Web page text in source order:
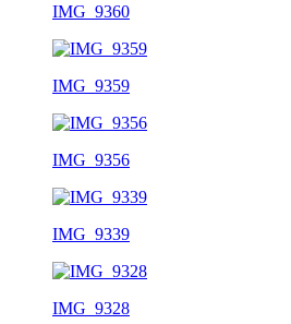
IMG_9360
IMG_9359
IMG_9356
IMG_9339
IMG_9328